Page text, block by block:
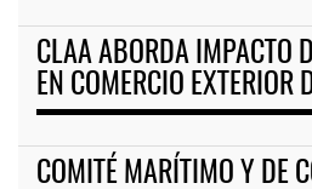
CLAA ABORDA IMPACTO
EN COMERCIO EXTERIOR
COMITÉ MARÍTIMO Y DE